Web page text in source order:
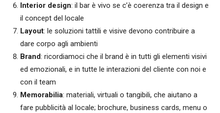
Interior design: il bar è vivo se c’è coerenza tra il design e
il concept del locale
Layout: le soluzioni tattili e visive devono contribuire a
dare corpo agli ambienti
Brand: ricordiamoci che il brand è in tutti gli elementi visivi
ed emozionali, e in tutte le interazioni del cliente con noi e
con il team
Memorabilia: materiali, virtuali o tangibili, che aiutano a
fare pubblicità al locale; brochure, business cards, menu o